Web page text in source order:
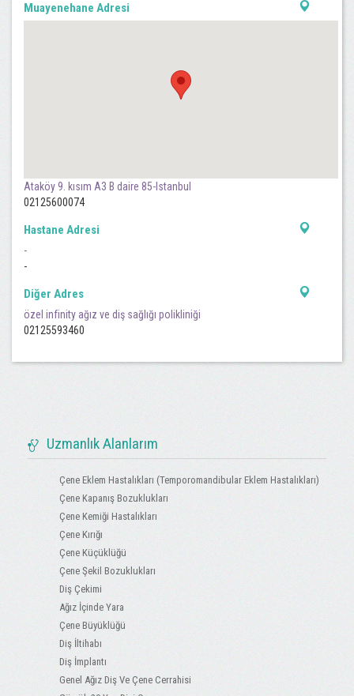
Muayenehane Adresi
Ataköy 9. kısım A3 B daire 85-Istanbul
02125600074
Hastane Adresi
-
-
Diğer Adres
özel infinity ağız ve diş sağlığı polikliniği
02125593460
Uzmanlık Alanlarım
Çene Eklem Hastalıkları (Temporomandibular Eklem Hastalıkları)
Çene Kapanış Bozuklukları
Çene Kemiği Hastalıkları
Çene Kırığı
Çene Küçüklüğü
Çene Şekil Bozuklukları
Diş Çekimi
Ağız İçinde Yara
Çene Büyüklüğü
Diş İltihabı
Diş İmplantı
Genel Ağız Diş Ve Çene Cerrahisi